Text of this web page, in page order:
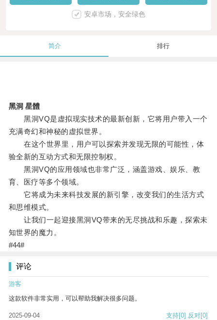
安卓市场，安全绿色
简介 排行
黑洞 星體
黑洞VQ是虚拟现实技术的最新创新，它将用户带入一个
充满奇幻和神秘的虚拟世界。
在这个世界里，用户可以探索并发现无限的可能性，体
验全新的互动方式和无限控制权。
黑洞VQ的应用领域也非常广泛，涵盖游戏、娱乐、教
育、医疗等多个领域。
它将成为未来科技发展的新引擎，改变我们的生活方式
和思维模式。
让我们一起迎接黑洞VQ带来的无尽挑战和乐趣，探索未
知世界的魔力。
#44#
评论
游客
这款软件非常实用，可以帮助我解决很多问题。
2025-09-04 支持[0] 反对[0]